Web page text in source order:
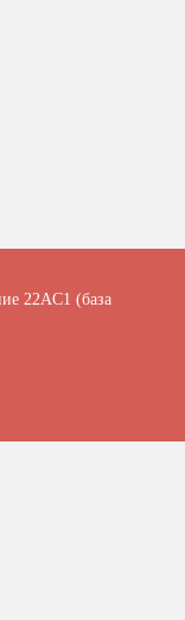
22АC1 (база